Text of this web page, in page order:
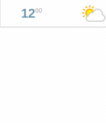
1200